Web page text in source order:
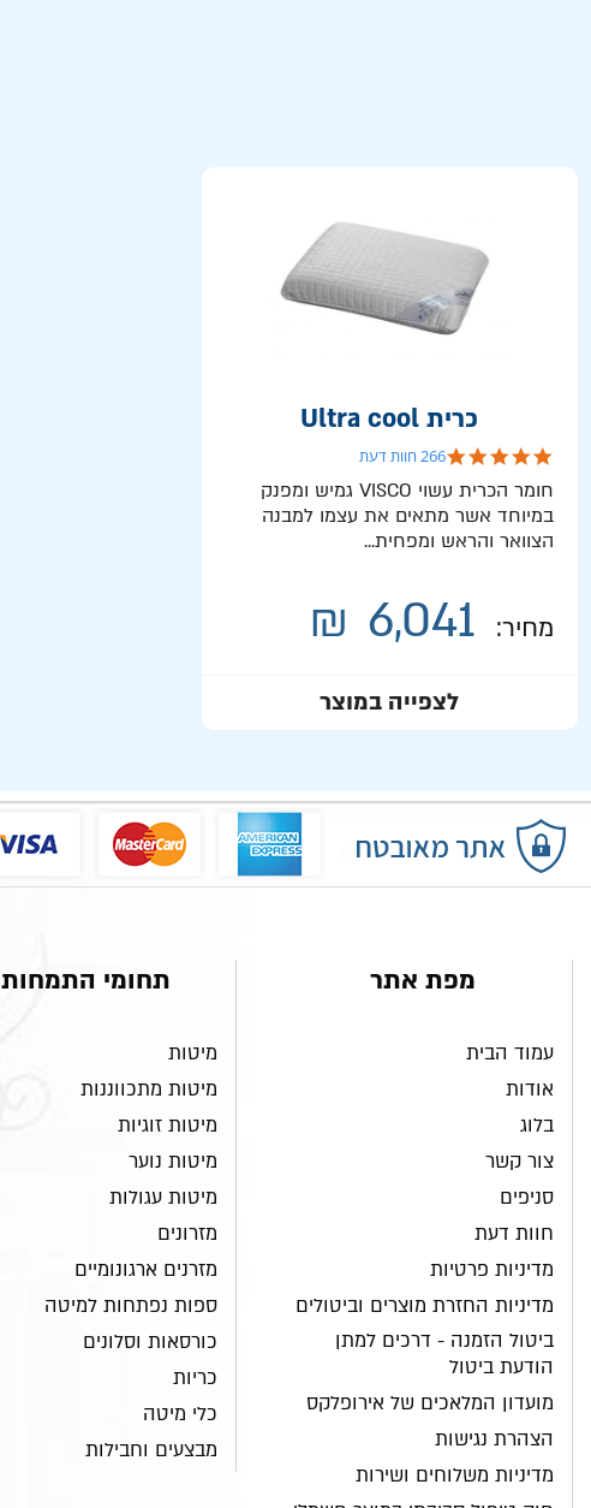
כרית Ultra cool
4.8 star rating
266 חוות דעת
חומר הכרית עשוי VISCO גמיש ומפנק
במיוחד אשר מתאים את עצמו למבנה
הצוואר והראש ומפחית...
מחיר: 6,041
₪
לצפייה במוצר
מפת אתר
עמוד הבית
אודות
בלוג
צור קשר
סניפים
חוות דעת
מדיניות פרטיות
מדיניות החזרת מוצרים וביטולים
ביטול הזמנה - דרכים למתן
הודעת ביטול
מועדון המלאכים של אירופלקס
הצהרת נגישות
מדיניות משלוחים ושירות
תחומי התמחות
מיטות
מיטות מתכווננות
מיטות זוגיות
מיטות נוער
מיטות עגולות
מזרונים
מזרנים ארגונומיים
ספות נפתחות למיטה
כורסאות וסלונים
כריות
כלי מיטה
מבצעים וחבילות